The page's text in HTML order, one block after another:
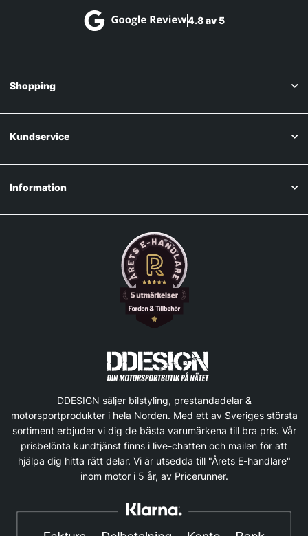
4.8 av 5
Shopping
Kundservice
Information
DDESIGN säljer bilstyling, prestandadelar &
motorsportprodukter i hela Norden. Med ett av Sveriges största
sortiment erbjuder vi dig de bästa varumärkena till bra pris. Vår
prisbelönta kundtjänst finns i live-chatten och mailen för att
hjälpa dig hitta rätt delar. Vi är utsedda till "Årets E-handlare"
inom motor i 5 år, av Pricerunner.